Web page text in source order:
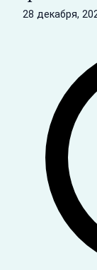
28 декабря,